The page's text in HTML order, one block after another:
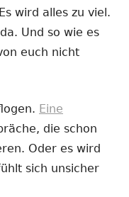
wird alles zu viel.
Und so wie es
euch nicht
Eine
die schon
Oder es wird
sich unsicher